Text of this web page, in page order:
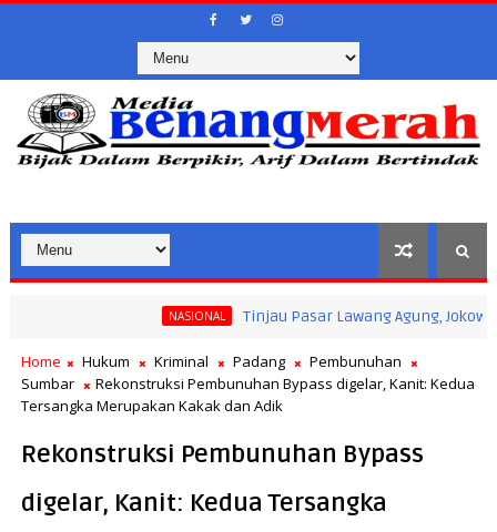
Tinjau Pasar Lawang Agung, Jokowi
Masyarakat Saat Ramadan
Home Hukum Kriminal Padang
Pembunuhan
Sumbar
Rekonstruksi Pembunuhan Bypass digelar, Kanit: Kedua
Tersangka Merupakan Kakak dan Adik
Rekonstruksi Pembunuhan Bypass
digelar, Kanit: Kedua Tersangka